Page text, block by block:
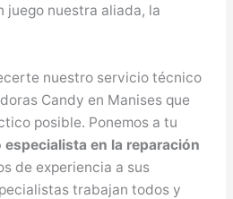
juego nuestra aliada, la
nuestro servicio técnico
Candy en Manises que
posible. Ponemos a tu
en la reparación
de experiencia a sus
trabajan todos y